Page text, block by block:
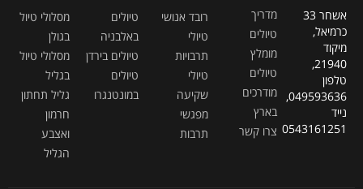
אשחר 33
כרמיאל,
מיקוד
21940,
טלפון
049593636,
נייד
0543161251
מדריך
טיולים
מומלץ
טיולים
מודרכים
בארץ
צרו קשר
רובד אנושי
טיולי
תרבויות
טיולי
שקיעה
מפגשי
תרבות
טיולים
באלבניה
טיולים בירדן
טיולים
במונטנגרו
מסלולי טיול
בגולן
מסלולי טיול
בגליל
גליל תחתון
חרמון
ואצבע
הגליל